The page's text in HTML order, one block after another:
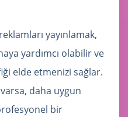
yayınlamak,
yardımcı olabilir ve
elde etmenizi sağlar.
daha uygun
bir